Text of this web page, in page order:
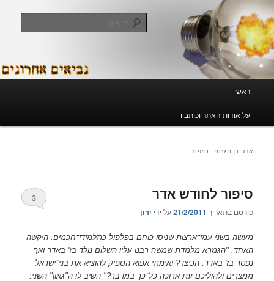
לדלג
לתוכן
לדלג
לתוכן
המשני
נביאים אחרונים
ראשי
על אודות האתר וכותביו
ארכיון תגיות: סיפור
סיפור לחודש אדר
פורסם בתאריך 21/2/2011על ידי ירון
3
מעשה בשני עמי־ארצות שניסו כוחם בפלפול כתלמידי־חכמים. היקשה
האחד: "הגמרא מלמדת שמשה רבנו עליו השלום נולד בז' באדר ואף
נפטר בז' באדר. הכיצד? ואימתי אפוא הספיק להוציא את בני־ישראל
ממצרים ולהוליכם עת ארוכה כל־כך במדבר?" השיב לו ה"גאון" השני: